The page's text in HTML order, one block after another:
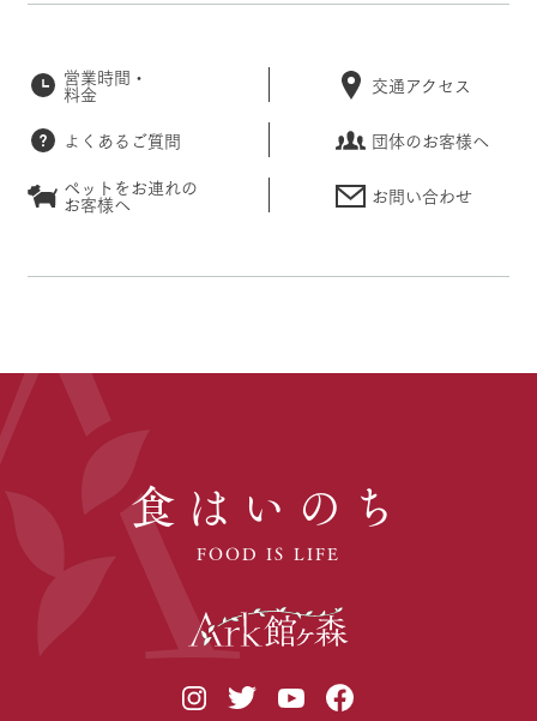
営業時間・
料金 交通アクセス
よくあるご質問
団体のお客様へ
ペットをお連れの
お客様へ お問い合わせ
食はいのち
FOOD IS LIFE